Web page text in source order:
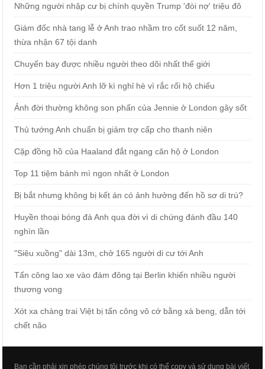
Những người nhập cư bị chính quyền Trump 'đòi nợ' triệu đô
Giám đốc nhà tang lễ ở Anh trao nhầm tro cốt suốt 12 năm,
thừa nhận 67 tội danh
Chuyến bay được nhiều người theo dõi nhất thế giới
Hơn 1 triệu người Anh lỡ kì nghỉ hè vì rắc rối hộ chiếu
Ảnh đời thường không son phấn của Jennie ở London gây sốt
Thủ tướng Anh chuẩn bị giảm trợ cấp cho thanh niên
Cặp đồng hồ của Haaland đắt ngang căn hộ ở London
Top 11 tiệm bánh mì ngon nhất ở London
Bị bắt nhưng không bị kết án có ảnh hưởng đến hồ sơ di trú?
Huyền thoại bóng đá Anh qua đời vì di chứng đánh đầu 140
nghìn lần
"Siêu xuồng" dài 13m, chở 165 người di cư tới Anh
Tấn công lao xe vào đám đông tại Berlin khiến nhiều người
thương vong
Xót xa chàng trai Việt bị tấn công vô cớ bằng xà beng, dẫn tới
chết não
Bạn cần phải xin phép chúng tôi trước khi có thể copy và sử dụng bài viết